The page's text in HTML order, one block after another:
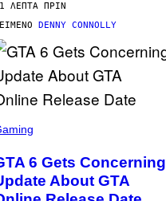
ΛΕΠΤΆ ΠΡΙΝ
DENNY CONNOLLY
6 Gets Concerning
About GTA